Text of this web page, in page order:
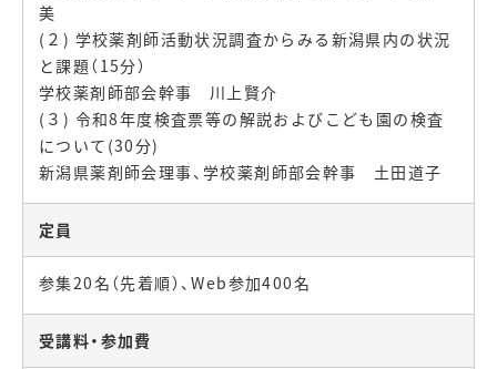
美
(２) 学校薬剤師活動状況調査からみる新潟県内の状況
と課題（15分）
学校薬剤師部会幹事 川上賢介
(３) 令和8年度検査票等の解説およびこども園の検査
について(30分)
新潟県薬剤師会理事、学校薬剤師部会幹事 土田道子
定員
参集20名（先着順）、Web参加400名
受講料・参加費